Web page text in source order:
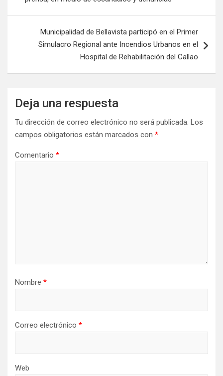
Municipalidad de Bellavista participó en el Primer
Simulacro Regional ante Incendios Urbanos en el
Hospital de Rehabilitación del Callao
Deja una respuesta
Tu dirección de correo electrónico no será publicada. Los
campos obligatorios están marcados con *
Comentario *
Nombre *
Correo electrónico *
Web